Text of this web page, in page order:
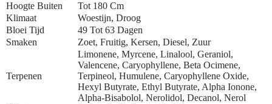
Hoogte Buiten
Tot 180 Cm
Klimaat
Woestijn, Droog
Bloei Tijd
49 Tot 63 Dagen
Smaken
Zoet, Fruitig, Kersen, Diesel, Zuur
Terpenen
Limonene, Myrcene, Linalool, Geraniol,
Valencene, Caryophyllene, Beta Ocimene,
Terpineol, Humulene, Caryophyllene Oxide,
Hexyl Butyrate, Ethyl Butyrate, Alpha Ionone,
Alpha-Bisabolol, Nerolidol, Decanol, Nerol